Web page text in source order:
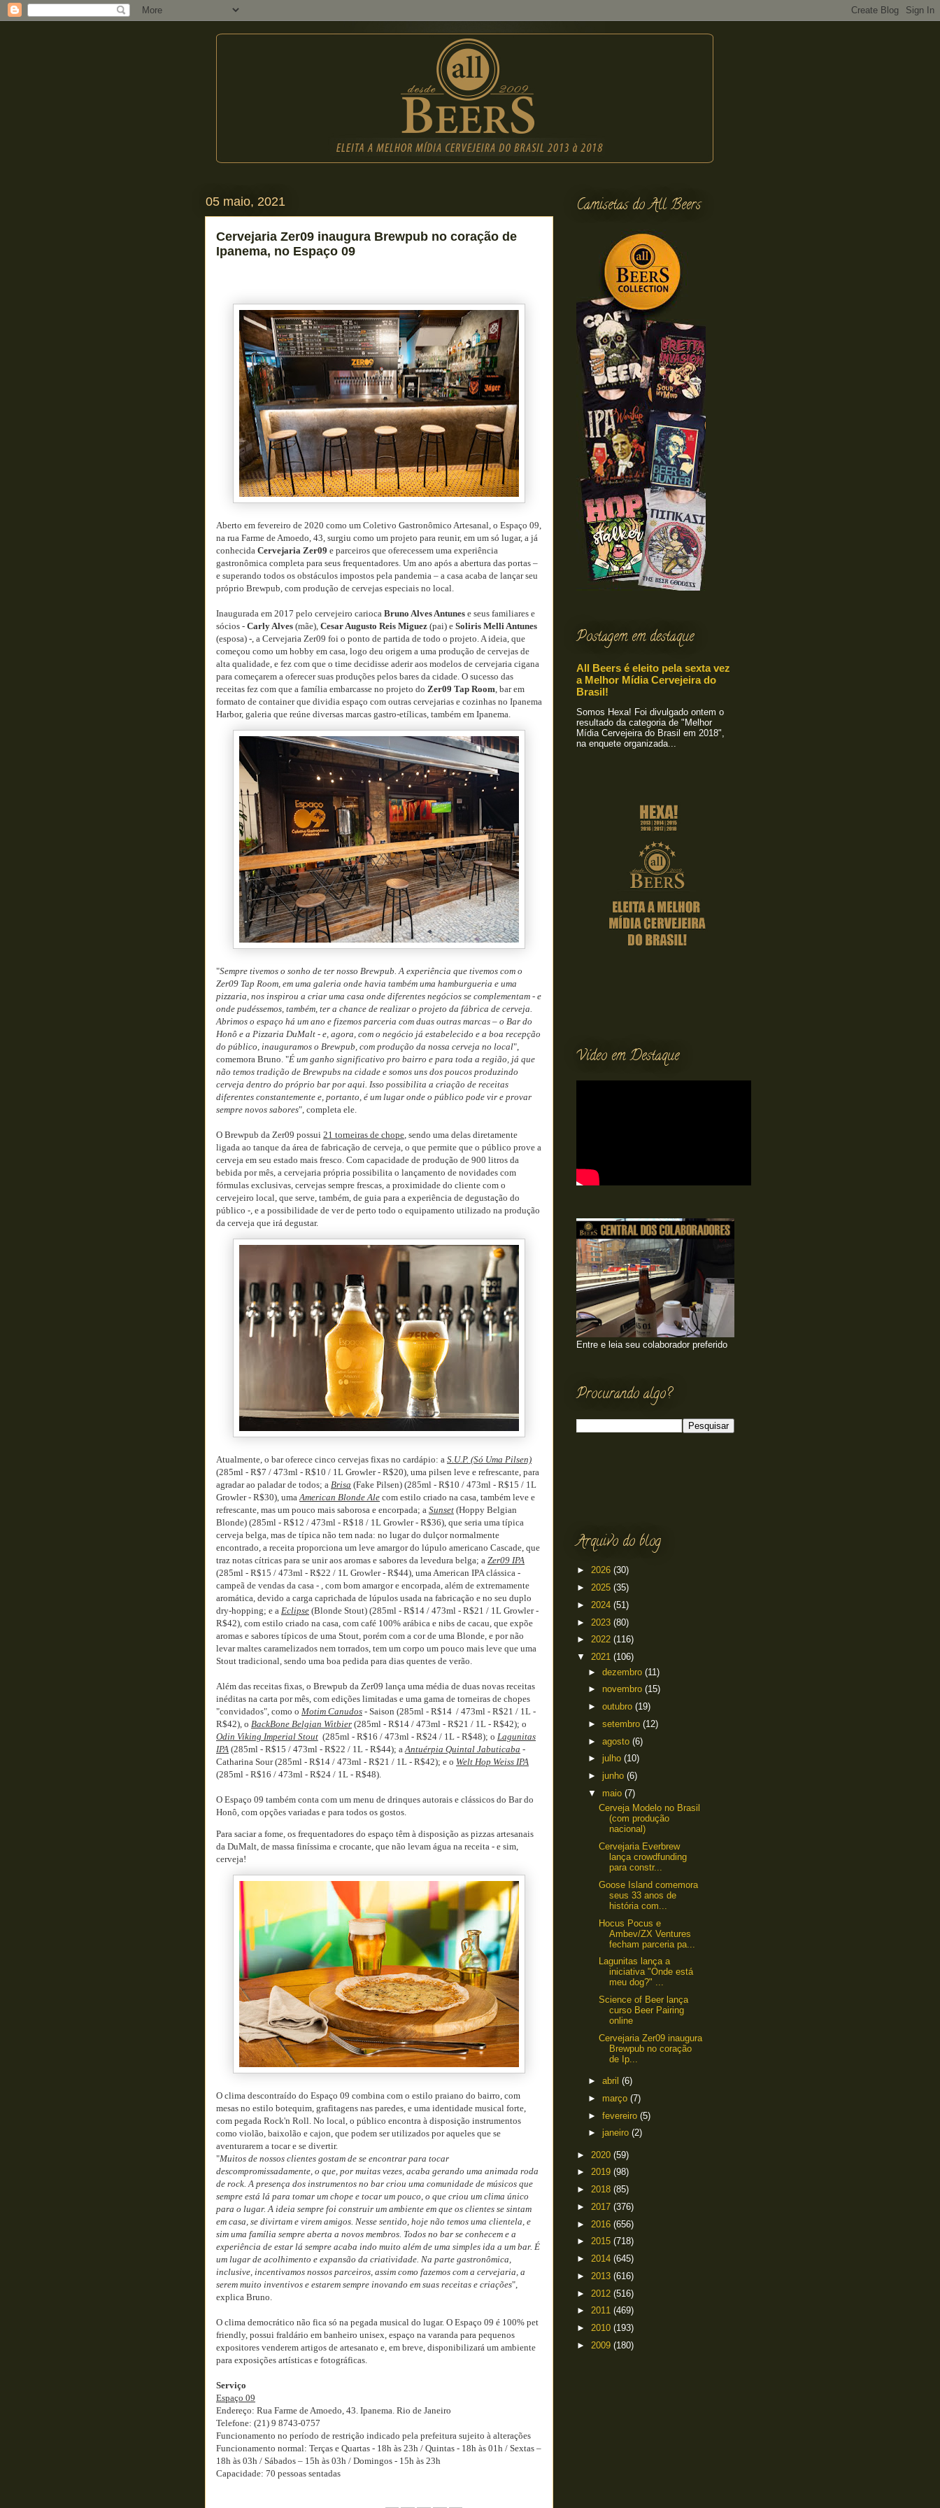
05 maio, 2021
Cervejaria Zer09 inaugura Brewpub no coração de
Ipanema, no Espaço 09
Aberto em fevereiro de 2020 como um Coletivo Gastronômico Artesanal, o Espaço 09,
na rua Farme de Amoedo, 43, surgiu como um projeto para reunir, em um só lugar, a já
conhecida Cervejaria Zer09 e parceiros que oferecessem uma experiência
gastronômica completa para seus frequentadores. Um ano após a abertura das portas –
e superando todos os obstáculos impostos pela pandemia – a casa acaba de lançar seu
próprio Brewpub, com produção de cervejas especiais no local.
Inaugurada em 2017 pelo cervejeiro carioca Bruno Alves Antunes e seus familiares e
sócios - Carly Alves (mãe), Cesar Augusto Reis Miguez (pai) e Soliris Melli Antunes
(esposa) -, a Cervejaria Zer09 foi o ponto de partida de todo o projeto. A ideia, que
começou como um hobby em casa, logo deu origem a uma produção de cervejas de
alta qualidade, e fez com que o time decidisse aderir aos modelos de cervejaria cigana
para começarem a oferecer suas produções pelos bares da cidade. O sucesso das
receitas fez com que a família embarcasse no projeto do Zer09 Tap Room, bar em
formato de container que dividia espaço com outras cervejarias e cozinhas no Ipanema
Harbor, galeria que reúne diversas marcas gastro-etílicas, também em Ipanema.
"Sempre tivemos o sonho de ter nosso Brewpub. A experiência que tivemos com o
Zer09 Tap Room, em uma galeria onde havia também uma hamburgueria e uma
pizzaria, nos inspirou a criar uma casa onde diferentes negócios se complementam - e
onde pudéssemos, também, ter a chance de realizar o projeto da fábrica de cerveja.
Abrimos o espaço há um ano e fizemos parceria com duas outras marcas – o Bar do
Honô e a Pizzaria DuMalt - e, agora, com o negócio já estabelecido e a boa recepção
do público, inauguramos o Brewpub, com produção da nossa cerveja no local",
comemora Bruno. "É um ganho significativo pro bairro e para toda a região, já que
não temos tradição de Brewpubs na cidade e somos uns dos poucos produzindo
cerveja dentro do próprio bar por aqui. Isso possibilita a criação de receitas
diferentes constantemente e, portanto, é um lugar onde o público pode vir e provar
sempre novos sabores", completa ele.
O Brewpub da Zer09 possui 21 torneiras de chope, sendo uma delas diretamente
ligada ao tanque da área de fabricação de cerveja, o que permite que o público prove a
cerveja em seu estado mais fresco. Com capacidade de produção de 900 litros da
bebida por mês, a cervejaria própria possibilita o lançamento de novidades com
fórmulas exclusivas, cervejas sempre frescas, a proximidade do cliente com o
cervejeiro local, que serve, também, de guia para a experiência de degustação do
público -, e a possibilidade de ver de perto todo o equipamento utilizado na produção
da cerveja que irá degustar.
Atualmente, o bar oferece cinco cervejas fixas no cardápio: a S.U.P. (Só Uma Pilsen)
(285ml - R$7 / 473ml - R$10 / 1L Growler - R$20), uma pilsen leve e refrescante, para
agradar ao paladar de todos; a Brisa (Fake Pilsen) (285ml - R$10 / 473ml - R$15 / 1L
Growler - R$30), umaAmerican Blonde Ale com estilo criado na casa, também leve e
refrescante, mas um pouco mais saborosa e encorpada; a Sunset (Hoppy Belgian
Blonde) (285ml - R$12 / 473ml - R$18 / 1L Growler - R$36), que seria uma típica
cerveja belga, mas de típica não tem nada: no lugar do dulçor normalmente
encontrado, a receita proporciona um leve amargor do lúpulo americano Cascade, que
traz notas cítricas para se unir aos aromas e sabores da levedura belga; a Zer09 IPA
(285ml - R$15 / 473ml - R$22 / 1L Growler - R$44), uma American IPA clássica -
campeã de vendas da casa - , com bom amargor e encorpada, além de extremamente
aromática, devido a carga caprichada de lúpulos usada na fabricação e no seu duplo
dry-hopping; e a Eclipse (Blonde Stout) (285ml - R$14 / 473ml - R$21 / 1L Growler -
R$42), com estilo criado na casa, com café 100% arábica e nibs de cacau, que expõe
aromas e sabores típicos de uma Stout, porém com a cor de uma Blonde, e por não
levar maltes caramelizados nem torrados, tem um corpo um pouco mais leve que uma
Stout tradicional, sendo uma boa pedida para dias quentes de verão.
Além das receitas fixas, o Brewpub da Zer09 lança uma média de duas novas receitas
inéditas na carta por mês, com edições limitadas e uma gama de torneiras de chopes
"convidados", como o Motim Canudos - Saison (285ml - R$14 / 473ml - R$21 / 1L -
R$42), o BackBone Belgian Witbier (285ml - R$14 / 473ml - R$21 / 1L - R$42); o
Odin Viking Imperial Stout (285ml - R$16 / 473ml - R$24 / 1L - R$48); o Lagunitas
IPA (285ml - R$15 / 473ml - R$22 / 1L - R$44); aAntuérpia Quintal Jabuticaba -
Catharina Sour (285ml - R$14 / 473ml - R$21 / 1L - R$42); e o Welt Hop Weiss IPA
(285ml - R$16 / 473ml - R$24 / 1L - R$48).
O Espaço 09 também conta com um menu de drinques autorais e clássicos do Bar do
Honô, com opções variadas e para todos os gostos.
Para saciar a fome, os frequentadores do espaço têm à disposição as pizzas artesanais
da DuMalt, de massa finíssima e crocante, que não levam água na receita - e sim,
cerveja!
O clima descontraído do Espaço 09 combina com o estilo praiano do bairro, com
mesas no estilo botequim, grafitagens nas paredes, e uma identidade musical forte,
com pegada Rock'n Roll. No local, o público encontra à disposição instrumentos
como violão, baixolão e cajon, que podem ser utilizados por aqueles que se
aventurarem a tocar e se divertir.
"Muitos de nossos clientes gostam de se encontrar para tocar
descompromissadamente, o que, por muitas vezes, acaba gerando uma animada roda
de rock. A presença dos instrumentos no bar criou uma comunidade de músicos que
sempre está lá para tomar um chope e tocar um pouco, o que criou um clima único
para o lugar. A ideia sempre foi construir um ambiente em que os clientes se sintam
em casa, se divirtam e virem amigos. Nesse sentido, hoje não temos uma clientela, e
sim uma família sempre aberta a novos membros. Todos no bar se conhecem e a
experiência de estar lá sempre acaba indo muito além de uma simples ida a um bar. É
um lugar de acolhimento e expansão da criatividade. Na parte gastronômica,
inclusive, incentivamos nossos parceiros, assim como fazemos com a cervejaria, a
serem muito inventivos e estarem sempre inovando em suas receitas e criações",
explica Bruno.
O clima democrático não fica só na pegada musical do lugar. O Espaço 09 é 100% pet
friendly, possui fraldário em banheiro unisex, espaço na varanda para pequenos
expositores venderem artigos de artesanato e, em breve, disponibilizará um ambiente
para exposições artísticas e fotográficas.
Serviço
Espaço 09
Endereço: Rua Farme de Amoedo, 43. Ipanema. Rio de Janeiro
Telefone: (21) 9 8743-0757
Funcionamento no período de restrição indicado pela prefeitura sujeito à alterações
Funcionamento normal: Terças e Quartas - 18h às 23h / Quintas - 18h às 01h / Sextas –
18h às 03h / Sábados – 15h às 03h / Domingos - 15h às 23h
Capacidade: 70 pessoas sentadas
Camisetas do All Beers
Postagem em destaque
All Beers é eleito pela sexta vez
a Melhor Mídia Cervejeira do
Brasil!
Somos Hexa! Foi divulgado ontem o
resultado da categoria de "Melhor
Mídia Cervejeira do Brasil em 2018",
na enquete organizada...
Vídeo em Destaque
Entre e leia seu colaborador preferido
Procurando algo?
Arquivo do blog
► 2026 (30)
► 2025 (35)
► 2024 (51)
► 2023 (80)
► 2022 (116)
▼ 2021 (106)
► dezembro (11)
► novembro (15)
► outubro (19)
► setembro (12)
► agosto (6)
► julho (10)
► junho (6)
▼ maio (7)
Cerveja Modelo no Brasil
(com produção
nacional)
Cervejaria Everbrew
lança crowdfunding
para constr...
Goose Island comemora
seus 33 anos de
história com...
Hocus Pocus e
Ambev/ZX Ventures
fecham parceria pa...
Lagunitas lança a
iniciativa "Onde está
meu dog?" ...
Science of Beer lança
curso Beer Pairing
online
Cervejaria Zer09 inaugura
Brewpub no coração
de Ip...
► abril (6)
► março (7)
► fevereiro (5)
► janeiro (2)
► 2020 (59)
► 2019 (98)
► 2018 (85)
► 2017 (376)
► 2016 (656)
► 2015 (718)
► 2014 (645)
► 2013 (616)
► 2012 (516)
► 2011 (469)
► 2010 (193)
► 2009 (180)